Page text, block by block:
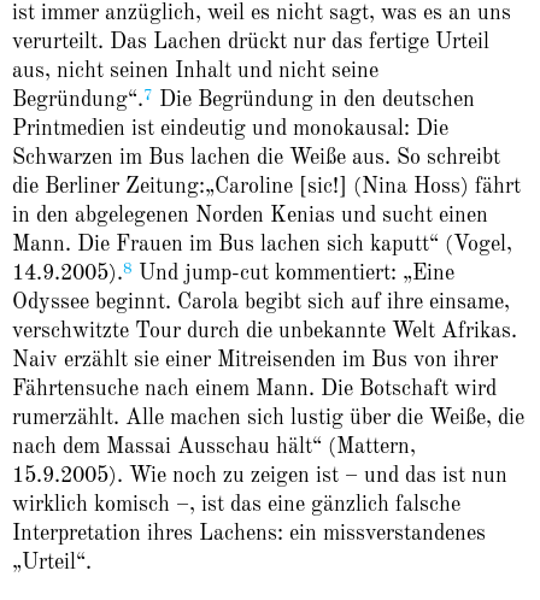
ist immer anzüglich, weil es nicht sagt, was es an uns
verurteilt. Das Lachen drückt nur das fertige Urteil
aus, nicht seinen Inhalt und nicht seine
Begründung“.7
Die Begründung in den deutschen
Printmedien ist eindeutig und monokausal: Die
Schwarzen im Bus lachen die Weiße aus. So schreibt
die Berliner Zeitung:„Caroline [sic!] (Nina Hoss) fährt
in den abgelegenen Norden Kenias und sucht einen
Mann. Die Frauen im Bus lachen sich kaputt“ (Vogel,
14.9.2005).8
Und jump-cut kommentiert: „Eine
Odyssee beginnt. Carola begibt sich auf ihre einsame,
verschwitzte Tour durch die unbekannte Welt Afrikas.
Naiv erzählt sie einer Mitreisenden im Bus von ihrer
Fährtensuche nach einem Mann. Die Botschaft wird
rumerzählt. Alle machen sich lustig über die Weiße, die
nach dem Massai Ausschau hält“ (Mattern,
15.9.2005). Wie noch zu zeigen ist – und das ist nun
wirklich komisch –, ist das eine gänzlich falsche
Interpretation ihres Lachens: ein missverstandenes
„Urteil“.